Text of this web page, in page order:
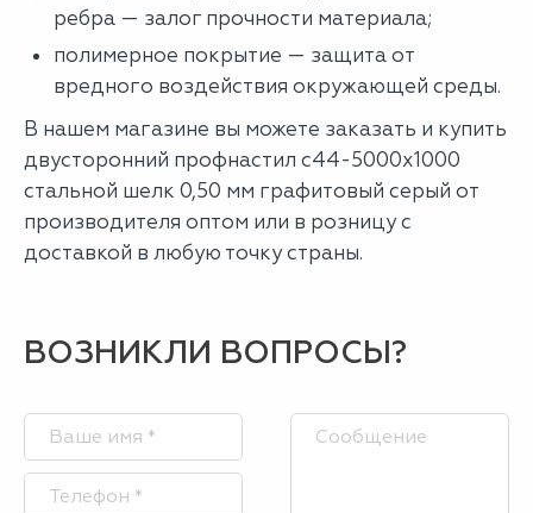
ребра — залог прочности материала;
полимерное покрытие — защита от
вредного воздействия окружающей среды.
В нашем магазине вы можете заказать и купить
двусторонний профнастил с44-5000х1000
стальной шелк 0,50 мм графитовый серый от
производителя оптом или в розницу с
доставкой в любую точку страны.
ВОЗНИКЛИ ВОПРОСЫ?